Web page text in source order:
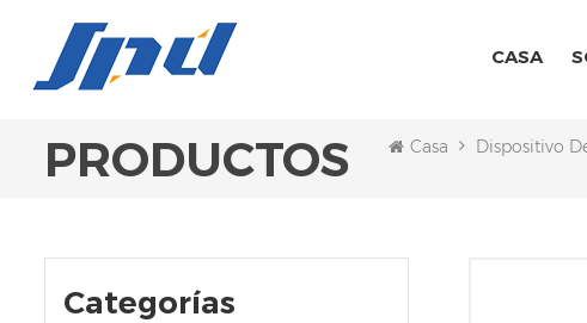
CASA
PRODUCTOS Casa Dispositivo
Categorías